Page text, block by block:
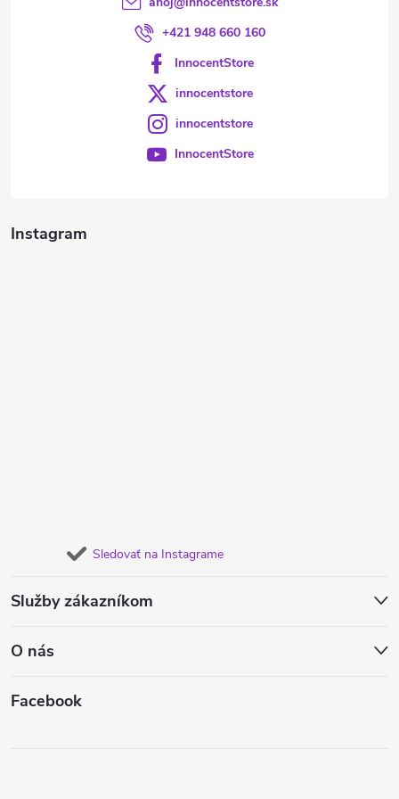
Instagram
Sledovať na Instagrame
Služby zákazníkom
O nás
Facebook
+421 948 660 160
InnocentStore
innocentstore
innocentstore
InnocentStore